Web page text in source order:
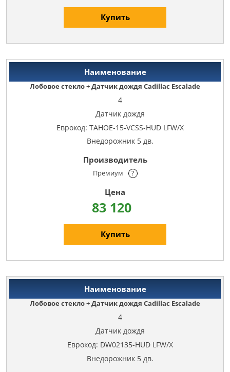
Купить
Лобовое стекло + Датчик дождя Cadillac Escalade
4
Датчик дождя
Еврокод: TAHOE-15-VCSS-HUD LFW/X
Внедорожник 5 дв.
Премиум ?
83 120
Купить
Лобовое стекло + Датчик дождя Cadillac Escalade
4
Датчик дождя
Еврокод: DW02135-HUD LFW/X
Внедорожник 5 дв.